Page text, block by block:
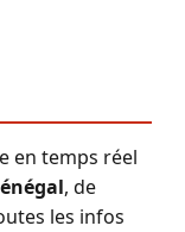
en temps réel
, de
les infos